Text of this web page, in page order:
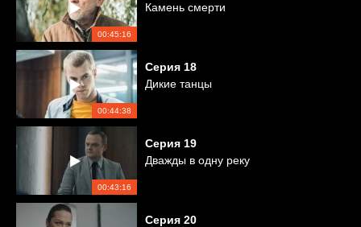
00:45:16
Камень смерти
00:44:38
Серия 18
Дикие танцы
00:43:16
Серия 19
Дважды в одну реку
Серия 20